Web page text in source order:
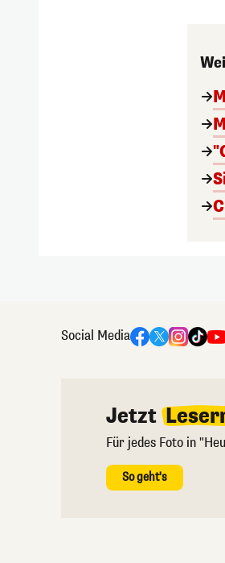
Social Media
Jetzt
Für jedes Foto in
So geht's